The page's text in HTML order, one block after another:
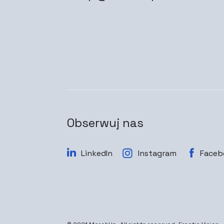
Obserwuj nas
LinkedIn Instagram